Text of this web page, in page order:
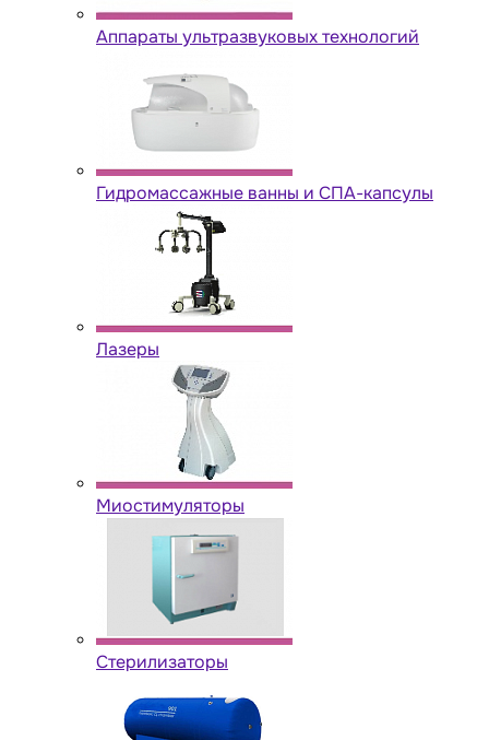
Аппараты ультразвуковых технологий
Гидромассажные ванны и СПА-капсулы
Лазеры
Миостимуляторы
Стерилизаторы